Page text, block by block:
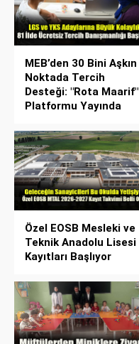
MEB’den 30 Bini Aşkın
Noktada Tercih
Desteği: "Rota Maarif"
Platformu Yayında
Özel EOSB Mesleki ve
Teknik Anadolu Lisesi
Kayıtları Başlıyor